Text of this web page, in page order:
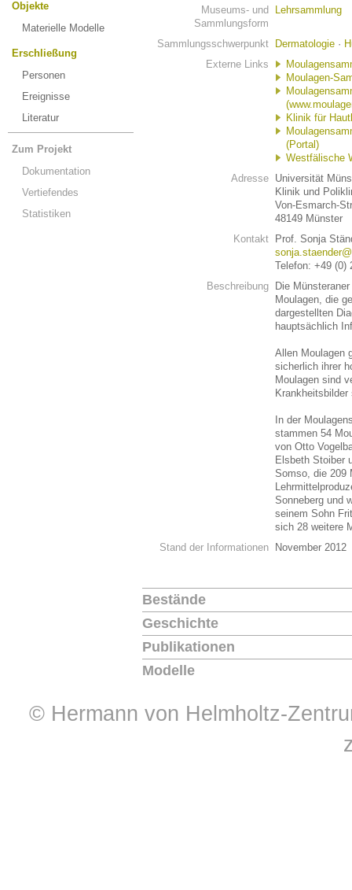
Objekte
Materielle Modelle
Erschließung
Personen
Ereignisse
Literatur
Zum Projekt
Dokumentation
Vertiefendes
Statistiken
Museums- und
Sammlungsform
Lehrsammlung
Sammlungsschwerpunkt Dermatologie ·
Externe Links
Moulagen-
Klinik für
(Portal)
Westfälische
Adresse Universität
Klinik und
Von-Esmarch-
48149 Münster
Kontakt
Prof. Sonja
Telefon: +49 (0)
Beschreibung
Die
Moulagen, die
dargestellten
hauptsächlich
Allen Moulagen
sicherlich ihrer
Moulagen sind
In der
stammen 54
von Otto
Elsbeth Stoiber
Somso, die 209
Sonneberg und
seinem Sohn
sich 28 weitere
Stand der Informationen
November 2012
Bestände
Geschichte
Publikationen
Modelle
© Hermann von Helmholtz-